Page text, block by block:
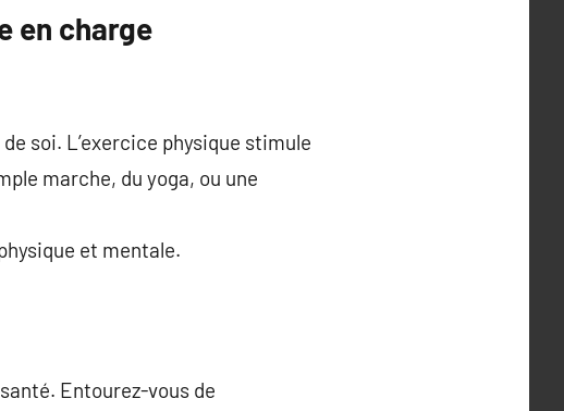
en charge
soi. L’exercice physique stimule
marche, du yoga, ou une
et mentale.
Entourez-vous de